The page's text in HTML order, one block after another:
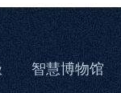
智慧博物馆